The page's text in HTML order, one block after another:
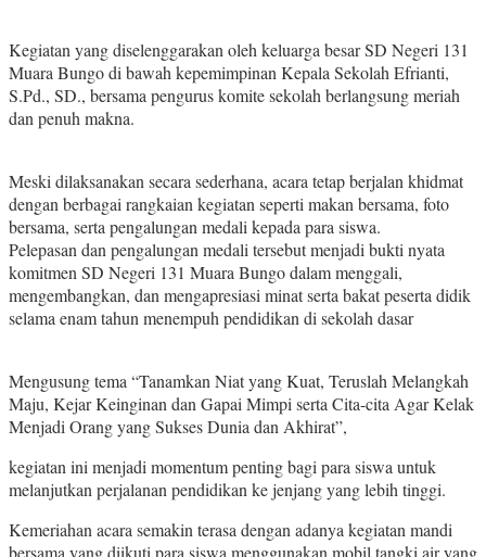
Kegiatan yang diselenggarakan oleh keluarga besar SD Negeri 131
Muara Bungo di bawah kepemimpinan Kepala Sekolah Efrianti,
S.Pd., SD., bersama pengurus komite sekolah berlangsung meriah
dan penuh makna.
Meski dilaksanakan secara sederhana, acara tetap berjalan khidmat
dengan berbagai rangkaian kegiatan seperti makan bersama, foto
bersama, serta pengalungan medali kepada para siswa.
Pelepasan dan pengalungan medali tersebut menjadi bukti nyata
komitmen SD Negeri 131 Muara Bungo dalam menggali,
mengembangkan, dan mengapresiasi minat serta bakat peserta didik
selama enam tahun menempuh pendidikan di sekolah dasar
Mengusung tema “Tanamkan Niat yang Kuat, Teruslah Melangkah
Maju, Kejar Keinginan dan Gapai Mimpi serta Cita-cita Agar Kelak
Menjadi Orang yang Sukses Dunia dan Akhirat”,
kegiatan ini menjadi momentum penting bagi para siswa untuk
melanjutkan perjalanan pendidikan ke jenjang yang lebih tinggi.
Kemeriahan acara semakin terasa dengan adanya kegiatan mandi
bersama yang diikuti para siswa menggunakan mobil tangki air yang